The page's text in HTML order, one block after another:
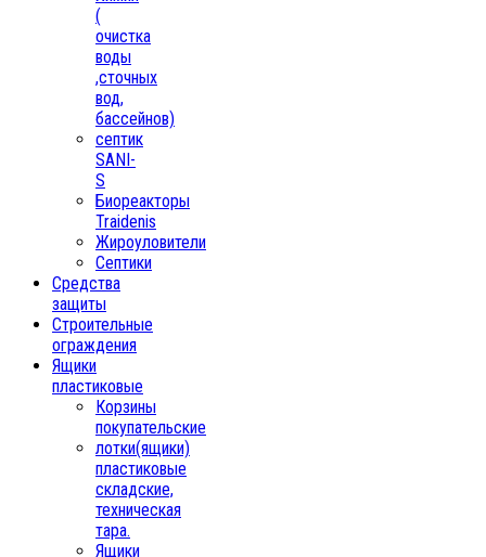
(
очистка
воды
,сточных
вод,
бассейнов)
септик
SANI-
S
Биореакторы
Traidenis
Жироуловители
Септики
Средства
защиты
Строительные
ограждения
Ящики
пластиковые
Корзины
покупательские
лотки(ящики)
пластиковые
складские,
техническая
тара.
Ящики